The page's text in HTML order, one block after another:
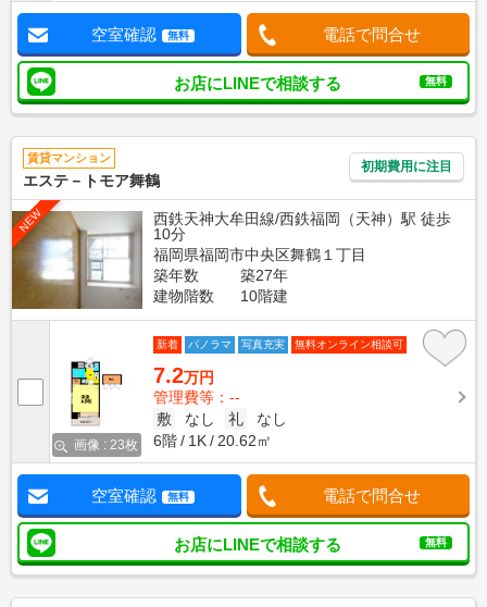
空室確認 無料 電話で問合せ
お店にLINEで相談する 無料
賃貸マンション
エステ－トモア舞鶴
初期費用に注目
NEW
西鉄天神大牟田線/西鉄福岡（天神）駅 徒歩
10分
福岡県福岡市中央区舞鶴１丁目
築年数
築27年
建物階数
10階建
画像 : 23枚
新着 パノラマ 写真充実 無料オンライン相談可
7.2万円
管理費等：--
敷
なし 礼
なし
6階
1K 20.62㎡
空室確認 無料 電話で問合せ
お店にLINEで相談する 無料